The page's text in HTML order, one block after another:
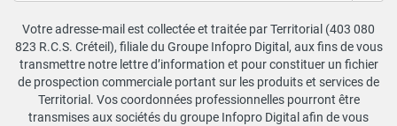
Votre adresse-mail est collectée et traitée par Territorial (403 080
823 R.C.S. Créteil), filiale du Groupe Infopro Digital, aux fins de vous
transmettre notre lettre d’information et pour constituer un fichier
de prospection commerciale portant sur les produits et services de
Territorial. Vos coordonnées professionnelles pourront être
transmises aux sociétés du groupe Infopro Digital afin de vous